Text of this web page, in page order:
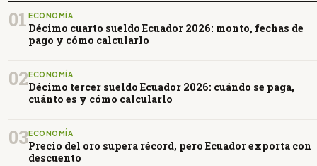
01 ECONOMÍA
Décimo cuarto sueldo Ecuador 2026: monto, fechas de
pago y cómo calcularlo
02 ECONOMÍA
Décimo tercer sueldo Ecuador 2026: cuándo se paga,
cuánto es y cómo calcularlo
03ECONOMÍA
Precio del oro supera récord, pero Ecuador exporta con
descuento